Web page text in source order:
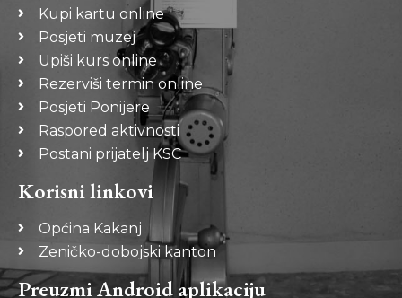
Kupi kartu online
Posjeti muzej
Upiši kurs online
Rezerviši termin online
Posjeti Ponijere
Raspored aktivnosti
Postani prijatelj KSC
Korisni linkovi
Općina Kakanj
Zeničko-dobojski kanton
Preuzmi Android aplikaciju